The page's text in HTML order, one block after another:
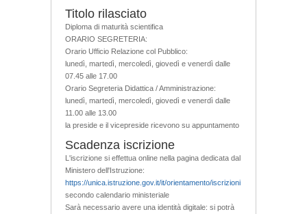
Titolo rilasciato
Diploma di maturità scientifica
ORARIO SEGRETERIA:
Orario Ufficio Relazione col Pubblico:
lunedì, martedì, mercoledì, giovedì e venerdì dalle
07.45 alle 17.00
Orario Segreteria Didattica / Amministrazione:
lunedì, martedì, mercoledì, giovedì e venerdì dalle
11.00 alle 13.00
la preside e il vicepreside ricevono su appuntamento
Scadenza iscrizione
L'iscrizione si effettua online nella pagina dedicata dal
Ministero dell'Istruzione:
https://unica.istruzione.gov.it/it/orientamento/iscrizioni
secondo calendario ministeriale
Sarà necessario avere una identità digitale: si potrà